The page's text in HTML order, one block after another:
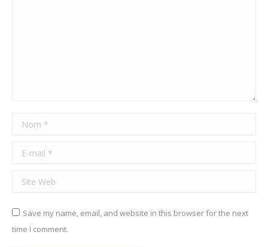
Nom *
E-mail *
Site Web
Save my name, email, and website in this browser for the next
time I comment.